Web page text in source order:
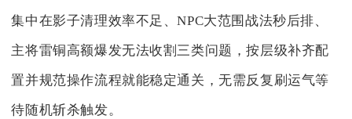
集中在影子清理效率不足、NPC大范围战法秒后排、
主将雷铜高额爆发无法收割三类问题，按层级补齐配
置并规范操作流程就能稳定通关，无需反复刷运气等
待随机斩杀触发。